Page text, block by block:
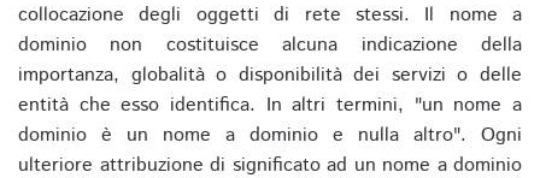
collocazione degli oggetti di rete stessi. Il nome a
dominio non costituisce alcuna indicazione della
importanza, globalità o disponibilità dei servizi o delle
entità che esso identifica. In altri termini, "un nome a
dominio è un nome a dominio e nulla altro". Ogni
ulteriore attribuzione di significato ad un nome a dominio